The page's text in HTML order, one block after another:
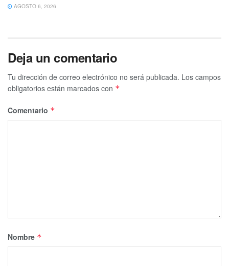
AGOSTO 6, 2026
Deja un comentario
Tu dirección de correo electrónico no será publicada. Los campos
obligatorios están marcados con *
Comentario *
Nombre *